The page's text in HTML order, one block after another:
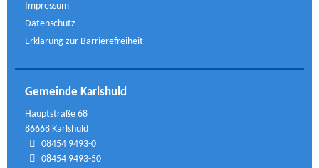
Impressum
Datenschutz
Erklärung zur Barrierefreiheit
Gemeinde Karlshuld
Hauptstraße 68
86668 Karlshuld
08454 9493-0
08454 9493-50